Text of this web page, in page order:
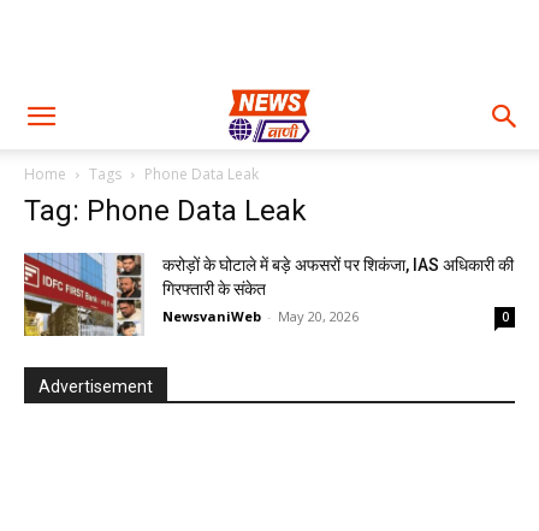
Home Tags Phone Data Leak
Tag: Phone Data Leak
करोड़ों के घोटाले में बड़े अफसरों पर शिकंजा, IAS अधिकारी की
गिरफ्तारी के संकेत
NewsvaniWeb - May 20, 2026 0
Advertisement